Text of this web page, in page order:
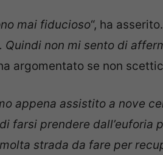
mai fiducioso“, ha
Quindi non mi sento di
argomentato se non
appena assistito a nove
farsi prendere dall’euforia
strada da fare per